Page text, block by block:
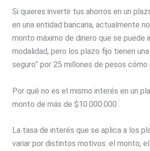
Si quieres invertir tus ahorros en un
en una entidad bancaria, actualmente
monto máximo de dinero que se puede
modalidad, pero los plazo fijo tienen
seguro” por 25 millones de pesos cómo
Por qué no es el mismo interés en un
monto de más de $10.000.000
La tasa de interés que se aplica a los
variar por distintos motivos: el monto,